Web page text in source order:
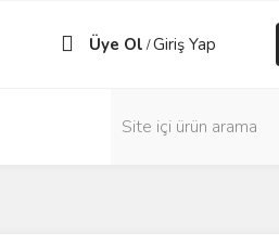
Üye Ol /Giriş Yap